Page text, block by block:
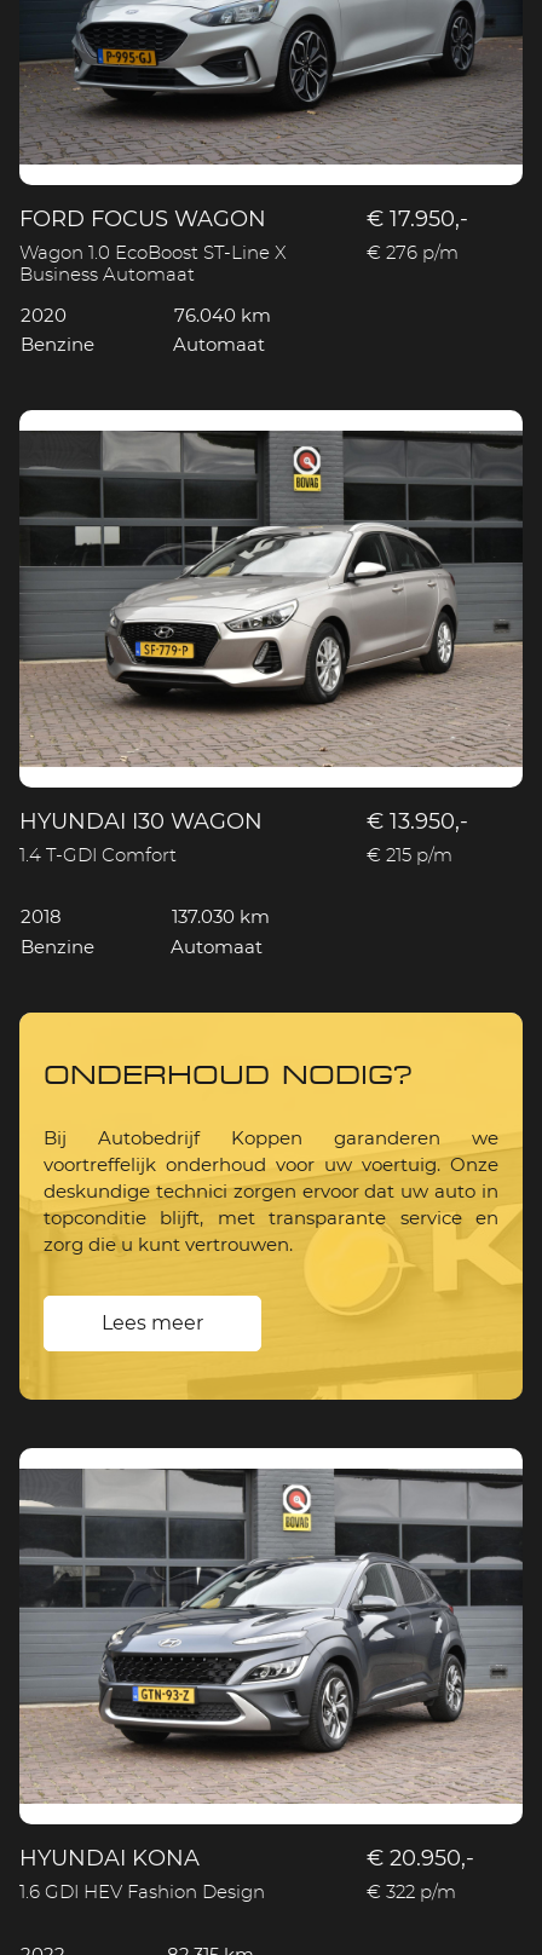
FORD FOCUS WAGON
Wagon 1.0 EcoBoost ST-Line X
Business Automaat
€ 17.950,-
€ 276 p/m
2020
76.040 km
Benzine
Automaat
HYUNDAI I30 WAGON
1.4 T-GDI Comfort
€ 13.950,-
€ 215 p/m
2018
137.030 km
Benzine
Automaat
ONDERHOUD NODIG?
Bij Autobedrijf Koppen garanderen we
voortreffelijk onderhoud voor uw voertuig. Onze
deskundige technici zorgen ervoor dat uw auto in
topconditie blijft, met transparante service en
zorg die u kunt vertrouwen.
Lees meer
HYUNDAI KONA
1.6 GDI HEV Fashion Design
€ 20.950,-
€ 322 p/m